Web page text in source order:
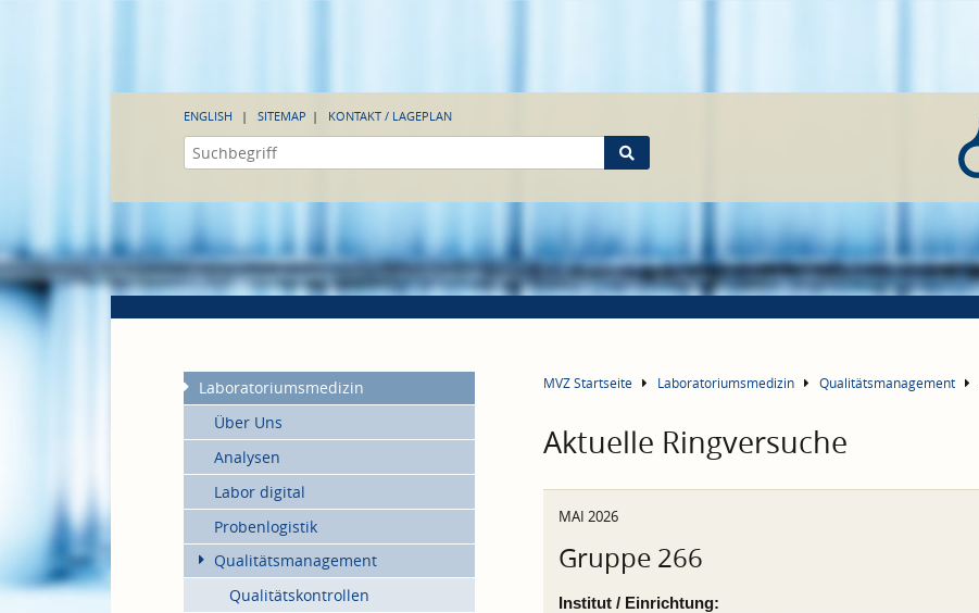
ENGLISH SITEMAP KONTAKT / LAGEPLAN
Laboratoriumsmedizin
Über Uns
Analysen
Labor digital
Probenlogistik
Qualitätsmanagement
Qualitätskontrollen
MVZ Startseite Laboratoriumsmedizin Qualitätsmanagement
Aktuelle Ringversuche
MAI 2026
Gruppe 266
Institut / Einrichtung: